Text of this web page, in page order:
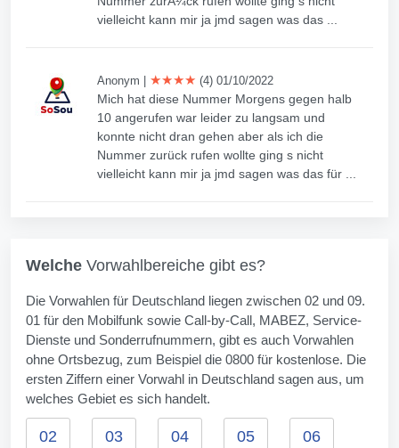
vielleicht kann mir ja jmd sagen was das ...
Anonym ★★★★ (4) 01/10/2022
Mich hat diese Nummer Morgens gegen halb
10 angerufen war leider zu langsam und
konnte nicht dran gehen aber als ich die
Nummer zurück rufen wollte ging s nicht
vielleicht kann mir ja jmd sagen was das für ...
Welche Vorwahlbereiche gibt es?
Die Vorwahlen für Deutschland liegen zwischen 02 und 09.
01 für den Mobilfunk sowie Call-by-Call, MABEZ, Service-
Dienste und Sonderrufnummern, gibt es auch Vorwahlen
ohne Ortsbezug, zum Beispiel die 0800 für kostenlose. Die
ersten Ziffern einer Vorwahl in Deutschland sagen aus, um
welches Gebiet es sich handelt.
02 03 04 05 06